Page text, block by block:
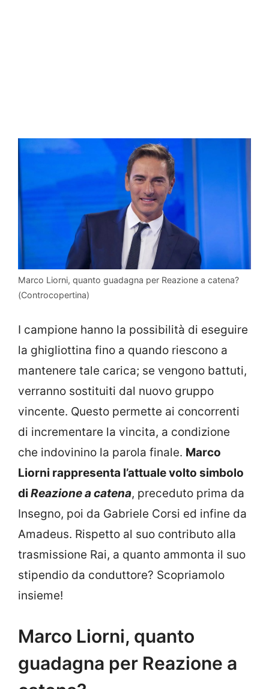
Marco Liorni, quanto guadagna per Reazione a catena?
(Controcopertina)
I campione hanno la possibilità di eseguire
la ghigliottina fino a quando riescono a
mantenere tale carica; se vengono battuti,
verranno sostituiti dal nuovo gruppo
vincente. Questo permette ai concorrenti
di incrementare la vincita, a condizione
che indovinino la parola finale. Marco
Liorni rappresenta l’attuale volto simbolo
di Reazione a catena, preceduto prima da
Insegno, poi da Gabriele Corsi ed infine da
Amadeus. Rispetto al suo contributo alla
trasmissione Rai, a quanto ammonta il suo
stipendio da conduttore? Scopriamolo
insieme!
Marco Liorni, quanto
guadagna per Reazione a